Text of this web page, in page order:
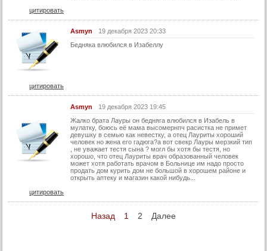
36 серия (суб)
37 серия (суб)
38 серия
40 серия
40 серия (суб)
41 серия
42 серия
цитировать
Asmyn
19 декабря 2023 20:33
Бедняка влюбился в Изабеллу
цитировать
Asmyn
19 декабря 2023 19:45
Жалко брата Лауры он бедняга влюбился в Изабель в
мулатку, боюсь её мама высомернпч расистка не примет
девушку в семью как невестку, а отец Лауриты хороший
человек но жена его гадюга?а вот свекр Лауры мерзкий тип
, не уважает тестя сына ? могл бы хотя бы тестя, но
хорошо, что отец Лауриты врач образованный человек
может хотя работать врачом в Больнице им надо просто
продать дом курить дом не большой в хорошем районе и
открыть аптеку и магазин какой нибудь...
цитировать
Назад 1 2 Далее